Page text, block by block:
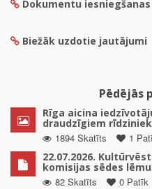
Dokumentu
Biežāk uzdotie jautājumi
Pēdējās
Rīga aicina
draudzīgiem
1894 Skatīts
1
22.07.2026.
komisijas sēdes
82 Skatīts
0 Patīk